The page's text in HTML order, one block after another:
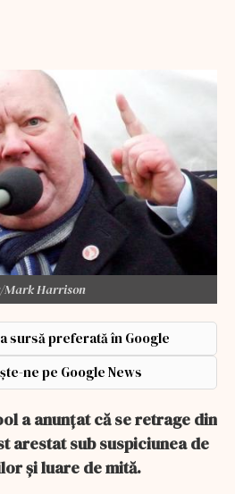
Mark Harrison
sursă preferată în Google
ne pe Google News
a anunțat că se retrage din
arestat sub suspiciunea de
și luare de mită.